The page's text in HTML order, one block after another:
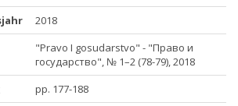
2018
"Pravo I gosudarstvo" - "Право и
государство", № 1–2 (78-79), 2018
pp. 177-188